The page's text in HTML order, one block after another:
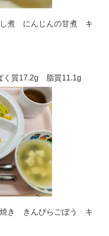
煮 にんじんの甘煮 キ
く質17.2g 脂質11.1g
き きんぴらごぼう キ